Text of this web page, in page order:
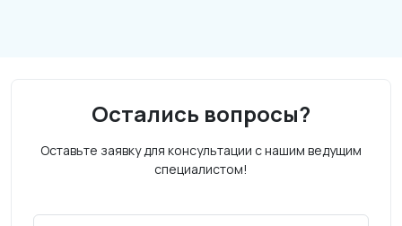
Остались вопросы?
Оставьте заявку для консультации с нашим ведущим
специалистом!